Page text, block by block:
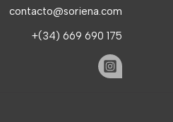
contacto@soriena.com
+(34) 669 690 175